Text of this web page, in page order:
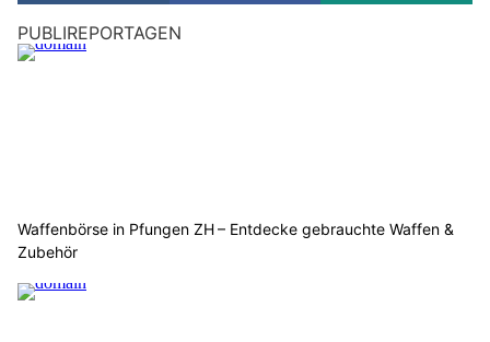
PUBLIREPORTAGEN
Waffenbörse in Pfungen ZH – Entdecke gebrauchte Waffen &
Zubehör